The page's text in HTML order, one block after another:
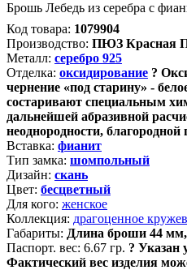
Брошь Лебедь из серебра с
Код товара: 1079904
Производство: ПЮЗ Красная
Металл: серебро 925
Отделка: оксидирование ?
чернение «под старину» -
состаривают специальным
дальнейшей абразивной
неоднородности,
Вставка: фианит
Тип замка: шомпольный
Дизайн: скань
Цвет: бесцветный
Для кого: женское
Коллекция: драгоценное
Габариты: Длина броши 44
Паспорт. вес: 6.67 гр. ? Указан
Фактический вес изделия